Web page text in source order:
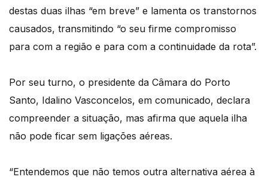
destas duas ilhas “em breve” e lamenta os transtornos
causados, transmitindo “o seu firme compromisso
para com a região e para com a continuidade da rota”.
Por seu turno, o presidente da Câmara do Porto
Santo, Idalino Vasconcelos, em comunicado, declara
compreender a situação, mas afirma que aquela ilha
não pode ficar sem ligações aéreas.
“Entendemos que não temos outra alternativa aérea à